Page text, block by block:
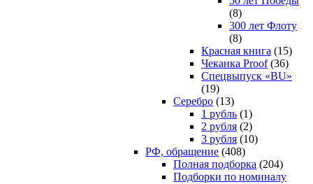
(8)
300 лет Флоту
(8)
Красная книга (15)
Чеканка Proof(36)
Спецвыпуск «BU»
(19)
Серебро (13)
1 рубль (1)
2 рубля (2)
3 рубля (10)
РФ, обращение (408)
Полная подборка (204)
Подборки по номиналу